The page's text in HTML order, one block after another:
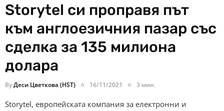
Storytel си проправя път
към англоезичния пазар със
сделка за 135 милиона
долара
ByДеси Цветкова (HST) 16/11/2021 3 мин.
Storytel, европейската компания за електронни и